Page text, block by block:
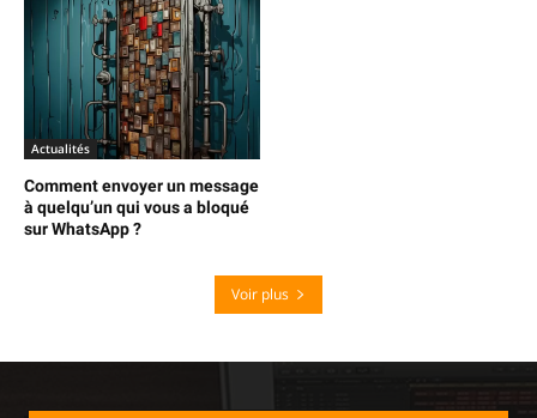
Actualités
Comment envoyer un message
à quelqu’un qui vous a bloqué
sur WhatsApp ?
Voir plus